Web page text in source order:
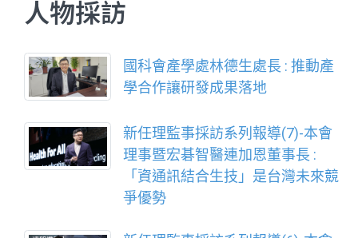
人物採訪
國科會產學處林德生處長 : 推動產
學合作讓研發成果落地
新任理監事採訪系列報導(7)-本會
理事暨宏碁智醫連加恩董事長 :
「資通訊結合生技」是台灣未來競
爭優勢